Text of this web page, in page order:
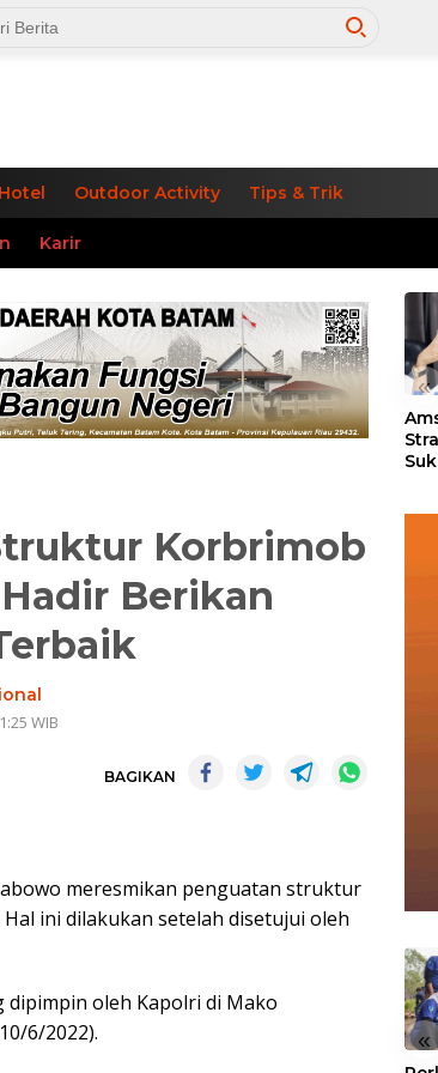
Hotel Outdoor Activity Tips & Trik
Karir
Korbrimob
Berikan
WIB
BAGIKAN
meresmikan penguatan struktur
ini dilakukan setelah disetujui oleh
dipimpin oleh Kapolri di Mako
6/2022).
«
«